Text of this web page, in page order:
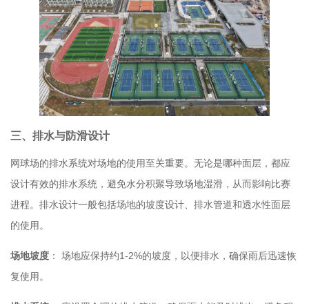
三、排水与防滑设计
网球场的排水系统对场地的使用至关重要。无论是哪种面层，都应
设计有效的排水系统，避免水分积聚导致场地湿滑，从而影响比赛
进程。排水设计一般包括场地的坡度设计、排水管道和透水性面层
的使用。
场地坡度 ： 场地应保持约1-2%的坡度，以便排水，确保雨后迅速恢
复使用。